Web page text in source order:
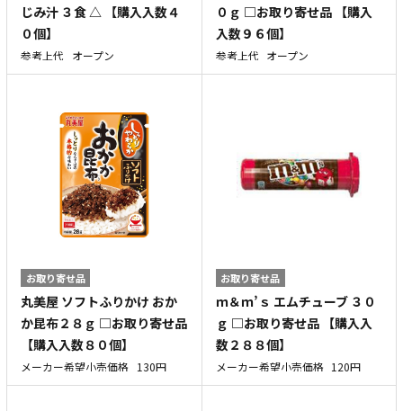
じみ汁 ３食 △ 【購入入数４
０個】
参考上代 オープン
０ｇ □お取り寄せ品 【購入
入数９６個】
参考上代 オープン
お取り寄せ品
丸美屋 ソフトふりかけ おか
か昆布２８ｇ □お取り寄せ品
【購入入数８０個】
メーカー希望小売価格 130円
お取り寄せ品
ｍ＆ｍ’ｓ エムチューブ ３０
ｇ □お取り寄せ品 【購入入
数２８８個】
メーカー希望小売価格 120円